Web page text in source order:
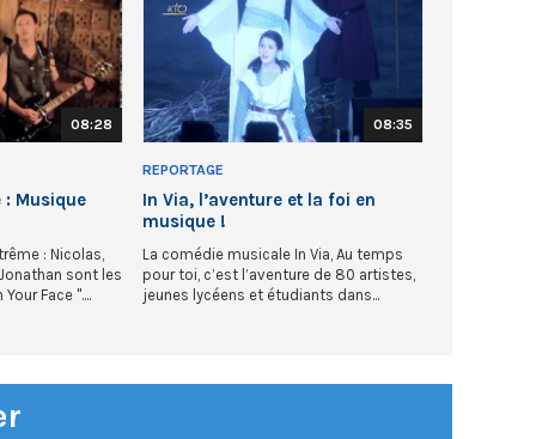
08:28
: Musique
: Nicolas,
sont les
Face "....
08:35
REPORTAGE
In Via, l’aventure et la foi en
musique !
La comédie musicale In Via, Au temps
pour toi, c’est l’aventure de 80 artistes,
jeunes lycéens et étudiants dans...